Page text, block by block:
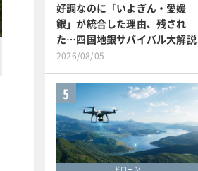
好調なのに「いよぎん・愛媛
銀」が統合した理由、残され
た…四国地銀サバイバル大解説
2026/08/05
5